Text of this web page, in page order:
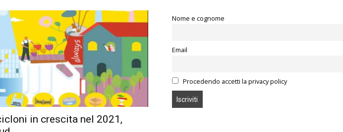
in crescita nel 2021,
Nome e cognome
Email
Procedendo accetti la privacy policy